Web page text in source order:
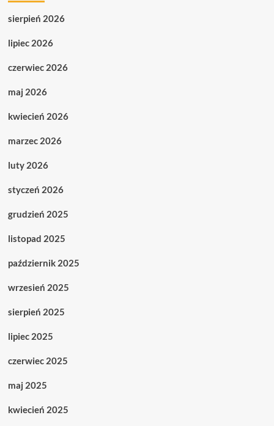
sierpień 2026
lipiec 2026
czerwiec 2026
maj 2026
kwiecień 2026
marzec 2026
luty 2026
styczeń 2026
grudzień 2025
listopad 2025
październik 2025
wrzesień 2025
sierpień 2025
lipiec 2025
czerwiec 2025
maj 2025
kwiecień 2025